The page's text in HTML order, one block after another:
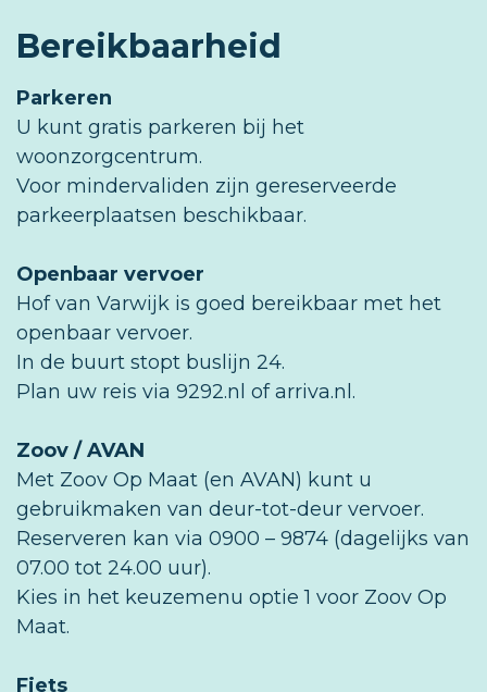
Bereikbaarheid
Parkeren
U kunt gratis parkeren bij het
woonzorgcentrum.
Voor mindervaliden zijn gereserveerde
parkeerplaatsen beschikbaar.
Openbaar vervoer
Hof van Varwijk is goed bereikbaar met het
openbaar vervoer.
In de buurt stopt buslijn 24.
Plan uw reis via 9292.nl of arriva.nl.
Zoov / AVAN
Met Zoov Op Maat (en AVAN) kunt u
gebruikmaken van deur-tot-deur vervoer.
Reserveren kan via 0900 – 9874 (dagelijks van
07.00 tot 24.00 uur).
Kies in het keuzemenu optie 1 voor Zoov Op
Maat.
Fiets